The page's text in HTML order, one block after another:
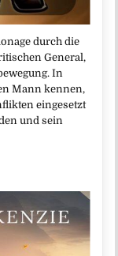
durch die
General,
In
Mann kennen,
eingesetzt
und sein